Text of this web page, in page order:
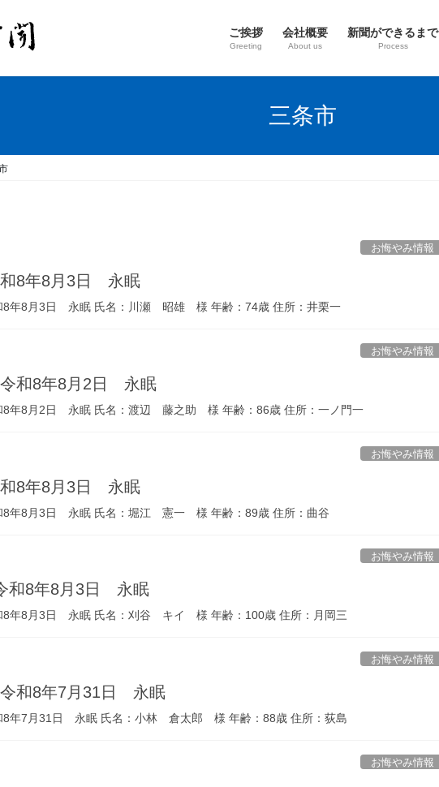
ご挨拶
Greeting
会社概要
About us
新聞ができるまで
Process
三条市
お悔やみ情報
8年8月3日 永眠
8年8月3日 永眠 氏名：川瀬 昭雄 様 年齢：74歳 住所：井栗一
お悔やみ情報
和8年8月2日 永眠
8年8月2日 永眠 氏名：渡辺 藤之助 様 年齢：86歳 住所：一ノ門一
お悔やみ情報
8年8月3日 永眠
8年8月3日 永眠 氏名：堀江 憲一 様 年齢：89歳 住所：曲谷
お悔やみ情報
和8年8月3日 永眠
8年8月3日 永眠 氏名：刈谷 キイ 様 年齢：100歳 住所：月岡三
お悔やみ情報
和8年7月31日 永眠
8年7月31日 永眠 氏名：小林 倉太郎 様 年齢：88歳 住所：荻島
お悔やみ情報